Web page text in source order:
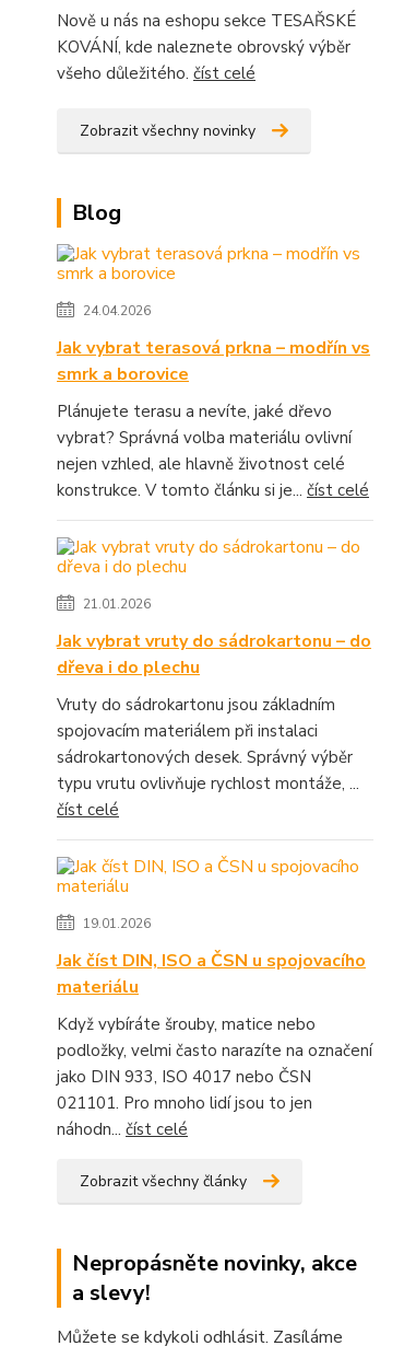
Nově u nás na eshopu sekce TESAŘSKÉ
KOVÁNÍ, kde naleznete obrovský výběr
všeho důležitého. číst celé
Zobrazit všechny novinky
Blog
24.04.2026
Jak vybrat terasová prkna – modřín vs
smrk a borovice
Plánujete terasu a nevíte, jaké dřevo
vybrat? Správná volba materiálu ovlivní
nejen vzhled, ale hlavně životnost celé
konstrukce. V tomto článku si je... číst celé
21.01.2026
Jak vybrat vruty do sádrokartonu – do
dřeva i do plechu
Vruty do sádrokartonu jsou základním
spojovacím materiálem při instalaci
sádrokartonových desek. Správný výběr
typu vrutu ovlivňuje rychlost montáže, ...
číst celé
19.01.2026
Jak číst DIN, ISO a ČSN u spojovacího
materiálu
Když vybíráte šrouby, matice nebo
podložky, velmi často narazíte na označení
jako DIN 933, ISO 4017 nebo ČSN
021101. Pro mnoho lidí jsou to jen
náhodn... číst celé
Zobrazit všechny články
Nepropásněte novinky, akce
a slevy!
Můžete se kdykoli odhlásit. Zasíláme